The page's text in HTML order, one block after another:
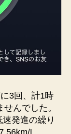
3回、計1時
んでした。
発進の繰り
L。